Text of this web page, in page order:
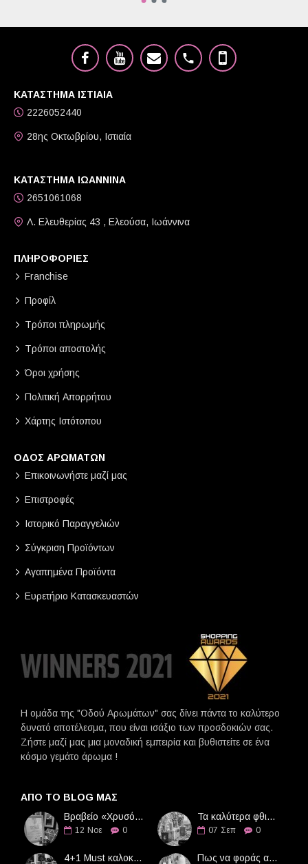
ΚΑΤΑΣΤΗΜΑ ΙΣΤΙΑΙΑ
2226052440
28ης Οκτωβρίου, Ιστιαία
ΚΑΤΑΣΤΗΜΑ ΙΩΑΝΝΙΝΑ
2651061068
Λ. Ελευθερίας 43 , Ελεούσα, Ιωάννινα
ΠΛΗΡΟΦΟΡΙΕΣ
Franchise
Προφίλ
Τρόποι πληρωμής
Τρόποι αποστολής
Όροι χρήσης
Πολιτική Απορρήτου
Χάρτης Ιστότοπου
ΟΔΟΣ ΑΡΩΜΑΤΩΝ
Επικοινωνήστε μαζί μας
Επιστροφές
Ιστορικό Παραγγελιών
Σύγκριση Προϊόντων
Αγαπημένα Προϊόντα
Ευρετήριο Κατασκευαστών
Η ομάδα της "Οδού Αρωμάτων" σας δίνει πάντα το καλύτερο
δυνατό αποτέλεσμα, που είναι ισάξιο των προσδοκιών σας.
Ζήστε μαζί μας μια μοναδική εμπειρία και βυθιστείτε σε ένα
κόσμο γεμάτο άρωμα !
ΑΠΌ ΤΟ BLOG ΜΑΣ
Βραβείο «Χρυσό Διαμάντι» στην Οδό Αρωμάτων
12 Νοε 0
Τα καλύτερα φθινοπωρινά αρώματα
07 Σεπ 0
4+1 Must καλοκαιρινά αρώματα Πως να φοράς αρώματα τους καλοκαιρινούς μήνες